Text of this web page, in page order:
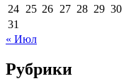
24 25 26 27 28 29 30
31
« Июл
Рубрики